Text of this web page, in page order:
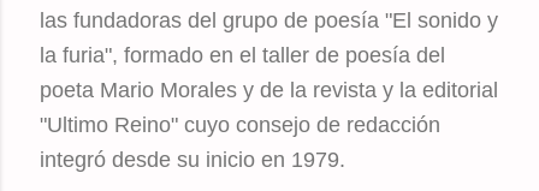
las fundadoras del grupo de poesía "El sonido y
la furia", formado en el taller de poesía del
poeta Mario Morales y de la revista y la editorial
"Ultimo Reino" cuyo consejo de redacción
integró desde su inicio en 1979.